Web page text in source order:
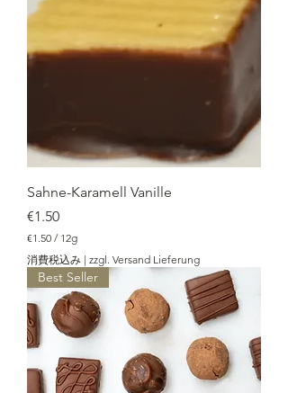
2
Sahne-Karamell Vanille
価格
€1.50
€1.50 / 12g
€
1
0
／
1
2
g
消費税込み | zzgl. Versand Lieferung
Best Seller